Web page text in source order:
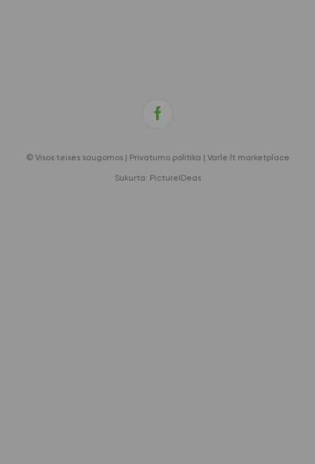
© Visos teisės saugomos | Privatumo politika Varle.lt marketplace
Sukurta: PictureIDeas